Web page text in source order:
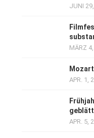
JUNI
MÄRZ
APR. 1,
APR. 5,